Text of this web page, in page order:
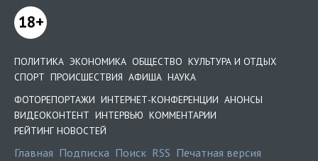
18+
ПОЛИТИКА ЭКОНОМИКА ОБЩЕСТВО КУЛЬТУРА И ОТДЫХ
СПОРТ ПРОИСШЕСТВИЯ АФИША НАУКА
ФОТОРЕПОРТАЖИ ИНТЕРНЕТ-КОНФЕРЕНЦИИ АНОНСЫ
ВИДЕОКОНТЕНТ ИНТЕРВЬЮ КОММЕНТАРИИ
РЕЙТИНГ НОВОСТЕЙ
Главная Подписка Поиск RSS Печатная версия